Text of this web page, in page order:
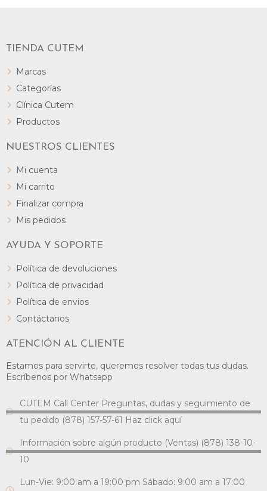
TIENDA CUTEM
Marcas
Categorías
Clínica Cutem
Productos
NUESTROS CLIENTES
Mi cuenta
Mi carrito
Finalizar compra
Mis pedidos
AYUDA Y SOPORTE
Política de devoluciones
Política de privacidad
Política de envios
Contáctanos
ATENCIÓN AL CLIENTE
Estamos para servirte, queremos resolver todas tus dudas.
Escríbenos por Whatsapp
CUTEM Call Center Preguntas, dudas y seguimiento de
tu pedido (878) 157-57-61 Haz click aquí
Información sobre algún producto (Ventas) (878) 138-10-
10
Lun-Vie: 9:00 am a 19:00 pm Sábado: 9:00 am a 17:00